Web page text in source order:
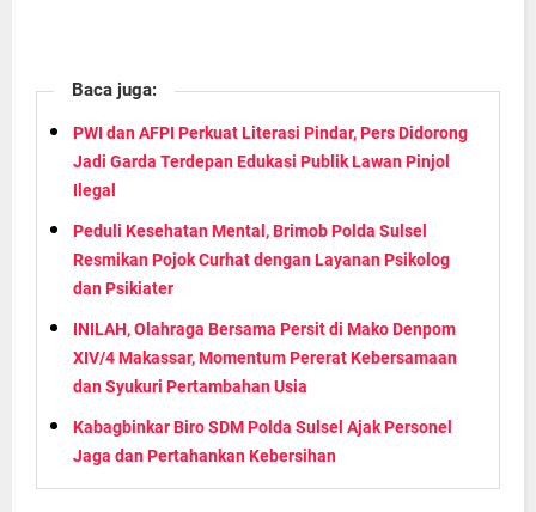
Baca juga:
PWI dan AFPI Perkuat Literasi Pindar, Pers Didorong
Jadi Garda Terdepan Edukasi Publik Lawan Pinjol
Ilegal
Peduli Kesehatan Mental, Brimob Polda Sulsel
Resmikan Pojok Curhat dengan Layanan Psikolog
dan Psikiater
INILAH, Olahraga Bersama Persit di Mako Denpom
XIV/4 Makassar, Momentum Pererat Kebersamaan
dan Syukuri Pertambahan Usia
Kabagbinkar Biro SDM Polda Sulsel Ajak Personel
Jaga dan Pertahankan Kebersihan